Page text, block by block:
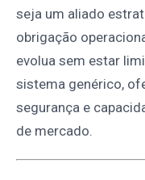
seja um aliado
obrigação
evolua sem estar
sistema genérico,
segurança e
de mercado.